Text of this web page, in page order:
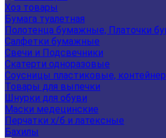
Хоз товары
Бумага туалетная
Полотенца бумажные, Платочки
Салфетки бумажные
Свечи и Подсвечники
Скатерти одноразовые
Соусницы пластиковые,
Товары для выпечки
Шнурки для обуви
Маски медецинские
Перчатки х/б и латексные
Бахилы